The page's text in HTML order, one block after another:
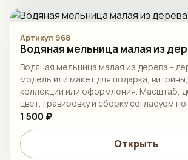
Артикул 968
Водяная мельница малая из
Водяная мельница малая из дерева -
модель или макет для подарка,
коллекции или оформления. Масштаб,
цвет, гравировку и сборку согласуем
1 500 ₽
Открыть